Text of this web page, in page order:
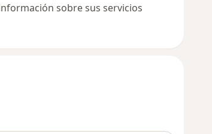
sobre sus servicios